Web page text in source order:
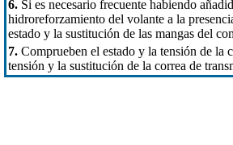
6. Si es necesario frecuente habiendo
hidroreforzamiento del volante a la
estado y la sustitución de las mangas del
7. Comprueben el estado y la tensión de la
tensión y la sustitución de la correa de